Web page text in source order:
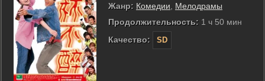
Жанр: Комедии
Мелодрамы
Продолжительность: 1 ч 50 мин
Качество:
SD